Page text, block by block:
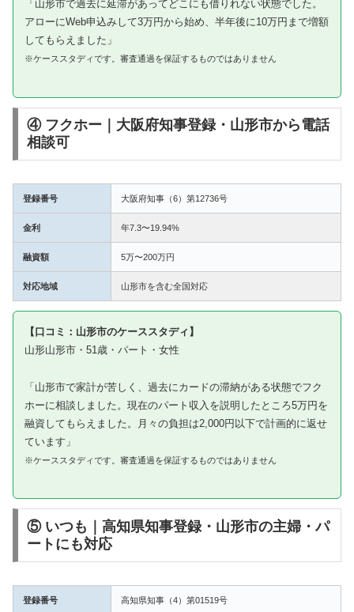
「山形市で過去に延滞があってどこにも借りれない状態でした。
アローにWeb申込みして3万円から始め、半年後に10万円まで増額
してもらえました」
※ケーススタディです。審査通過を保証するものではありません
④ フクホー｜大阪府知事登録・山形市から電話
相談可
登録番号 大阪府知事（6）第12736号
金利 年7.3〜19.94%
融資額 5万〜200万円
対応地域 山形市を含む全国対応
【口コミ：山形市のケーススタディ】
山形山形市・51歳・パート・女性
「山形市で家計が苦しく、過去にカードの滞納がある状態でフク
ホーに相談しました。現在のパート収入を説明したところ5万円を
融資してもらえました。月々の負担は2,000円以下で計画的に返せ
ています」
※ケーススタディです。審査通過を保証するものではありません
⑤ いつも｜高知県知事登録・山形市の主婦・パ
ートにも対応
登録番号 高知県知事（4）第01519号